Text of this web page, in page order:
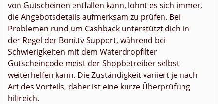
von Gutscheinen entfallen kann, lohnt es sich immer,
die Angebotsdetails aufmerksam zu prüfen. Bei
Problemen rund um Cashback unterstützt dich in
der Regel der Boni.tv Support, während bei
Schwierigkeiten mit dem Waterdropfilter
Gutscheincode meist der Shopbetreiber selbst
weiterhelfen kann. Die Zuständigkeit variiert je nach
Art des Vorteils, daher ist eine kurze Überprüfung
hilfreich.